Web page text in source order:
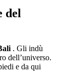
del
. Gli indù
dell’universo.
e da qui